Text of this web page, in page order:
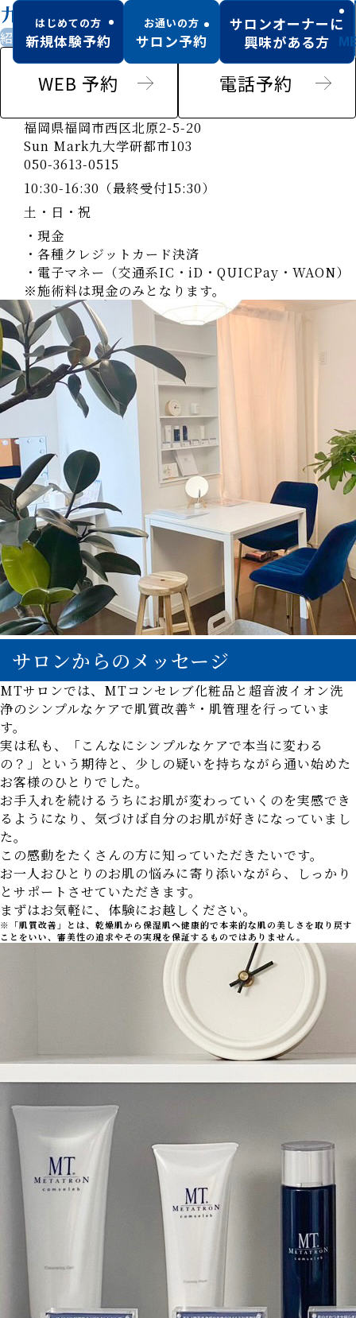
九大学研都市店
紹介のみ男性可
WEB 予約 電話予約
福岡県福岡市西区北原2-5-20
Sun Mark九大学研都市103
050-3613-0515
10:30-16:30（最終受付15:30）
土・日・祝
・現金
・各種クレジットカード決済
・電子マネー（交通系IC・iD・QUICPay・WAON）
※施術料は現金のみとなります。
サロンからのメッセージ
MTサロンでは、MTコンセレブ化粧品と超音波イオン洗
浄のシンプルなケアで肌質改善*・肌管理を行っていま
す。
実は私も、「こんなにシンプルなケアで本当に変わる
の？」という期待と、少しの疑いを持ちながら通い始めた
お客様のひとりでした。
お手入れを続けるうちにお肌が変わっていくのを実感でき
るようになり、気づけば自分のお肌が好きになっていまし
た。
この感動をたくさんの方に知っていただきたいです。
お一人おひとりのお肌の悩みに寄り添いながら、しっかり
とサポートさせていただきます。
まずはお気軽に、体験にお越しください。
※「肌質改善」とは、乾燥肌から保湿肌へ健康的で本来的な肌の美しさを取り戻す
ことをいい、審美性の追求やその実現を保証するものではありません。
はじめての方
新規体験予約
お通いの方
サロン予約
サロンオーナーに
興味がある方